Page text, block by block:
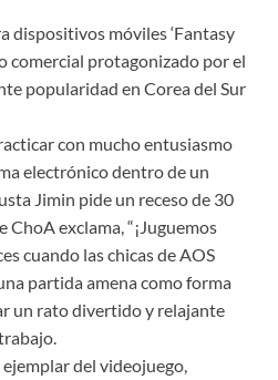
dispositivos móviles ‘Fantasy
comercial protagonizado por el
popularidad en Corea del Sur
con mucho entusiasmo
electrónico dentro de un
Jimin pide un receso de 30
exclama, “¡Juguemos
cuando las chicas de AOS
partida amena como forma
un rato divertido y relajante
del videojuego,